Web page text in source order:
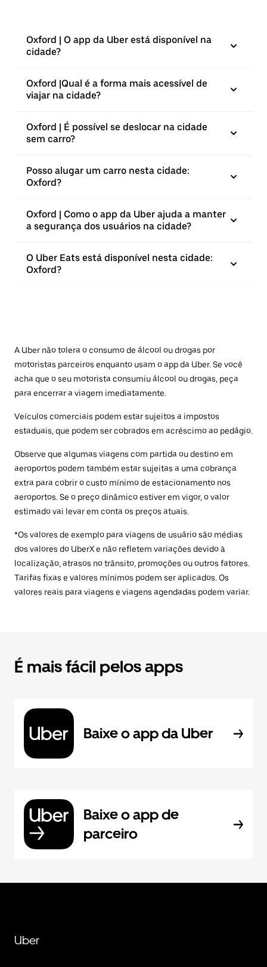
Oxford | O app da Uber está disponível na
cidade?
Oxford |⁠Qual é a forma mais acessível de
viajar na cidade?
Oxford | É possível se deslocar na cidade
sem carro?
Posso alugar um carro nesta cidade:
Oxford?
Oxford | Como o app da Uber ajuda a manter
a segurança dos usuários na cidade?
O Uber Eats está disponível nesta cidade:
Oxford?
A Uber não tolera o consumo de álcool ou drogas por
motoristas parceiros enquanto usam o app da Uber. Se você
acha que o seu motorista consumiu álcool ou drogas, peça
para encerrar a viagem imediatamente.
Veículos comerciais podem estar sujeitos a impostos
estaduais, que podem ser cobrados em acréscimo ao pedágio.
Observe que algumas viagens com partida ou destino em
aeroportos podem também estar sujeitas a uma cobrança
extra para cobrir o custo mínimo de estacionamento nos
aeroportos. Se o preço dinâmico estiver em vigor, o valor
estimado vai levar em conta os preços atuais.
*Os valores de exemplo para viagens de usuário são médias
dos valores do UberX e não refletem variações devido à
localização, atrasos no trânsito, promoções ou outros fatores.
Tarifas fixas e valores mínimos podem ser aplicados. Os
valores reais para viagens e viagens agendadas podem variar.
É mais fácil pelos apps
Baixe o app da Uber
Baixe o app de
parceiro
Uber